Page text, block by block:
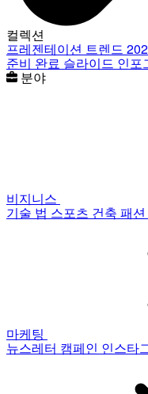
컬렉션
프레젠테이션 트렌드
준비 완료 슬라이드 인포
분야
비지니스
기술 법 스포츠 건축 패션
마케팅
뉴스레터 캠페인 인스타